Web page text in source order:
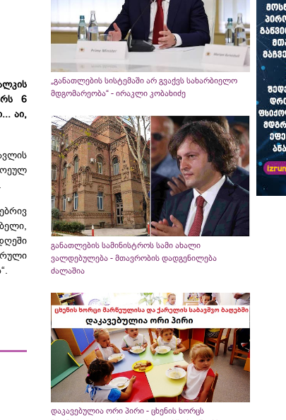
6
აი,
„განათლების სისტემაში არ გვაქვს სახარბიელო
მდგომარეობა“ - ირაკლი კობახიძე
განათლების სამინისტროს სამი ახალი
ვალდებულება - მთავრობის დადგენილება
ძალაშია
დაკავებულია ორი პირი - ცხენის ხორცს